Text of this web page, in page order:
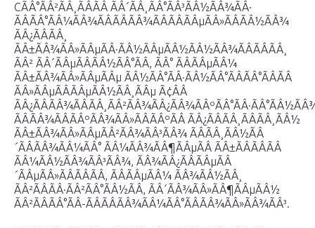
СÃÂ°ÃÂ²ÃÂ¸ÃÂÃÂ ÃÂ´ÃÂ¸ÃÂ°ÃÂ³ÃÂ½ÃÂ¾ÃÂ·
ÃÂÃÂ°ÃÂ¼ÃÂ¾ÃÂÃÂÃÂ¾ÃÂÃÂÃÂµÃÂ»ÃÂÃÂ½ÃÂ¾
ÃÂ¿ÃÂÃÂ¸
ÃÂ±ÃÂ¾ÃÂ»ÃÂµÃÂ·ÃÂ½ÃÂµÃÂ½ÃÂ½ÃÂ¾ÃÂÃÂÃÂ¸
ÃÂ² ÃÂ´ÃÂµÃÂÃÂ½ÃÂ°ÃÂ, ÃÂ° ÃÂÃÂµÃÂ¼
ÃÂ±ÃÂ¾ÃÂ»ÃÂµÃÂµ ÃÂ½ÃÂ°ÃÂ·ÃÂ½ÃÂ°ÃÂÃÂ°ÃÂÃÂ
ÃÂ»ÃÂµÃÂÃÂµÃÂ½ÃÂ¸ÃÂµ Ã¢ÂÂ
ÃÂÃÂ¾ÃÂÃÂºÃÂ¾ÃÂ»ÃÂÃÂºÃÂ ÃÂ¿ÃÂÃÂ¸ÃÂÃÂ¸ÃÂ½
ÃÂ±ÃÂ¾ÃÂ»ÃÂµÃÂ²ÃÂ¾ÃÂ³ÃÂ¾ ÃÂÃÂ¸ÃÂ½ÃÂ
´ÃÂÃÂ¾ÃÂ¼ÃÂ° ÃÂ¼ÃÂ¾ÃÂ¶ÃÂµÃÂ ÃÂ±ÃÂÃÂÃÂ
ÃÂ¼ÃÂ½ÃÂ¾ÃÂ³ÃÂ¾, ÃÂ¾ÃÂ¿ÃÂÃÂµÃÂ
´ÃÂµÃÂ»ÃÂÃÂÃÂ, ÃÂÃÂµÃÂ¼ ÃÂ¾ÃÂ½ÃÂ¸
ÃÂ²ÃÂÃÂ·ÃÂ²ÃÂ°ÃÂ½ÃÂ, ÃÂ´ÃÂ¾ÃÂ»ÃÂ¶ÃÂµÃÂ½
ÃÂ²ÃÂÃÂ°ÃÂ-ÃÂÃÂÃÂ¾ÃÂ¼ÃÂ°ÃÂÃÂ¾ÃÂ»ÃÂ¾ÃÂ³.